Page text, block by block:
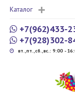
Каталог
+7(962)433-
+7(928)302-
вт.,пт.,сб.,вс.: 9:00 -